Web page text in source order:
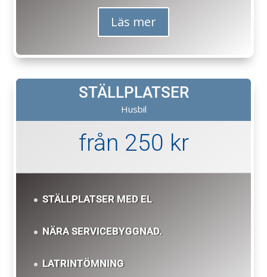
Läs mer
STÄLLPLATSER
Husbil
från 250 kr
STÄLLPLATSER MED EL
NÄRA SERVICEBYGGNAD.
LATRINTÖMNING